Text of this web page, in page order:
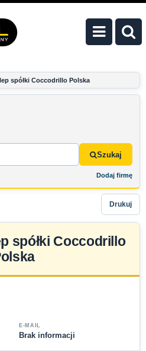
spółki Coccodrillo Polska
Szukaj
Dodaj firmę
Drukuj
spółki Coccodrillo
E-MAIL
Brak informacji